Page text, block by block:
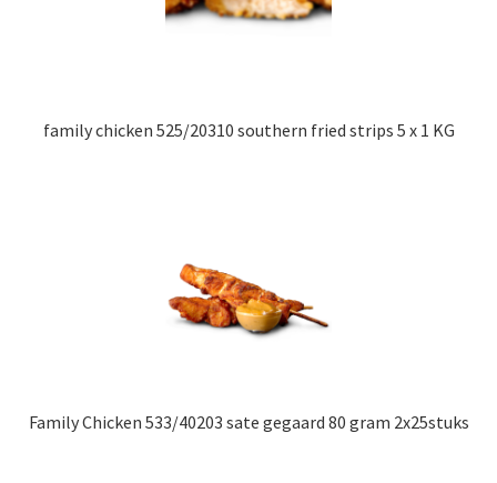
family chicken 525/20310 southern fried strips 5 x 1 KG
Family Chicken 533/40203 sate gegaard 80 gram 2x25stuks